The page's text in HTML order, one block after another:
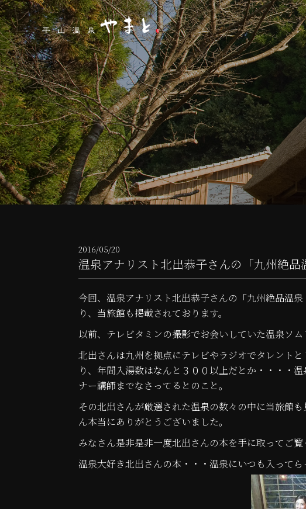
2016/05/20
温泉アナリスト北出恭子さんの「九州絶
今回、温泉アナリスト北出恭子さんの「九州絶品温
り、当旅館も掲載されております。
以前、テレビタミンの撮影でお会いしていた温泉ソム
北出さんは九州を拠点にテレビやラジオでタレント
り、年間入湯数はなんと３００以上だとか・・・・
ナー講師までなさってるとのこと。
その北出さんが厳選された温泉の数々の中に当旅館
ん本当にありがとうございました。
みなさん是非是非一度北出さんの本を手に取ってご覧
温泉大好き北出さんの本・・・温泉にいつも入って